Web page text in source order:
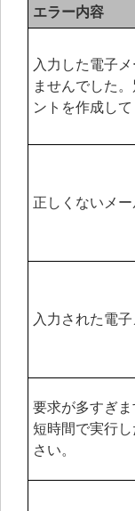
エラー内容
入力した電子
ませんでした
ントを作成して
正しくないメ
入力された電
要求が多すぎま
短時間で実行
さい。